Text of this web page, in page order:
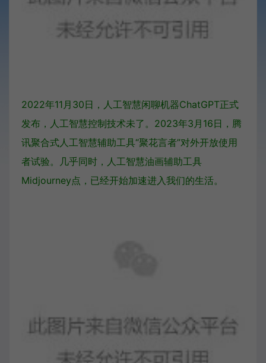
2022年11月30日，人工智慧闲聊机器ChatGPT正式
发布，人工智慧控制技术未了。2023年3月16日，腾
讯聚合式人工智慧辅助工具“聚花言者”对外开放使用
者试验。几乎同时，人工智慧油画辅助工具
Midjourney点，已经开始加速进入我们的生活。